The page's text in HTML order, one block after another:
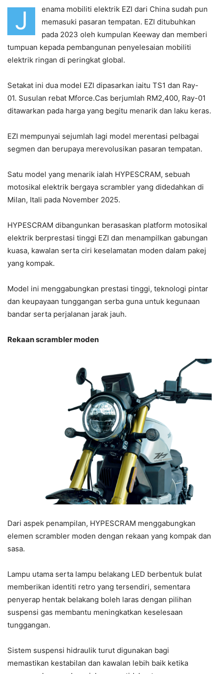
J
enama mobiliti elektrik EZI dari China sudah pun
memasuki pasaran tempatan. EZI ditubuhkan
pada 2023 oleh kumpulan Keeway dan memberi
tumpuan kepada pembangunan penyelesaian mobiliti
elektrik ringan di peringkat global.
Setakat ini dua model EZI dipasarkan iaitu TS1 dan Ray-
01. Susulan rebat Mforce.Cas berjumlah RM2,400, Ray-01
ditawarkan pada harga yang begitu menarik dan laku keras.
EZI mempunyai sejumlah lagi model merentasi pelbagai
segmen dan berupaya merevolusikan pasaran tempatan.
Satu model yang menarik ialah HYPESCRAM, sebuah
motosikal elektrik bergaya scrambler yang didedahkan di
Milan, Itali pada November 2025.
HYPESCRAM dibangunkan berasaskan platform motosikal
elektrik berprestasi tinggi EZI dan menampilkan gabungan
kuasa, kawalan serta ciri keselamatan moden dalam pakej
yang kompak.
Model ini menggabungkan prestasi tinggi, teknologi pintar
dan keupayaan tunggangan serba guna untuk kegunaan
bandar serta perjalanan jarak jauh.
Rekaan scrambler moden
Dari aspek penampilan, HYPESCRAM menggabungkan
elemen scrambler moden dengan rekaan yang kompak dan
sasa.
Lampu utama serta lampu belakang LED berbentuk bulat
memberikan identiti retro yang tersendiri, sementara
penyerap hentak belakang boleh laras dengan pilihan
suspensi gas membantu meningkatkan keselesaan
tunggangan.
Sistem suspensi hidraulik turut digunakan bagi
memastikan kestabilan dan kawalan lebih baik ketika